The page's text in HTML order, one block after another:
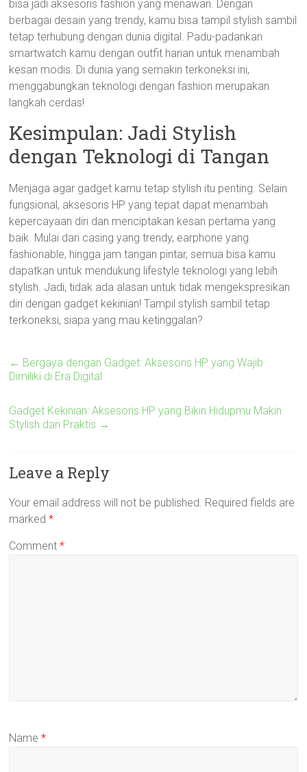
bisa jadi aksesoris fashion yang menawan. Dengan
berbagai desain yang trendy, kamu bisa tampil stylish sambil
tetap terhubung dengan dunia digital. Padu-padankan
smartwatch kamu dengan outfit harian untuk menambah
kesan modis. Di dunia yang semakin terkoneksi ini,
menggabungkan teknologi dengan fashion merupakan
langkah cerdas!
Kesimpulan: Jadi Stylish
dengan Teknologi di Tangan
Menjaga agar gadget kamu tetap stylish itu penting. Selain
fungsional, aksesoris HP yang tepat dapat menambah
kepercayaan diri dan menciptakan kesan pertama yang
baik. Mulai dari casing yang trendy, earphone yang
fashionable, hingga jam tangan pintar, semua bisa kamu
dapatkan untuk mendukung lifestyle teknologi yang lebih
stylish. Jadi, tidak ada alasan untuk tidak mengekspresikan
diri dengan gadget kekinian! Tampil stylish sambil tetap
terkoneksi, siapa yang mau ketinggalan?
← Bergaya dengan Gadget: Aksesoris HP yang Wajib
Dimiliki di Era Digital
Gadget Kekinian: Aksesoris HP yang Bikin Hidupmu Makin
Stylish dan Praktis →
Leave a Reply
Your email address will not be published. Required fields are
marked*
Comment*
Name*